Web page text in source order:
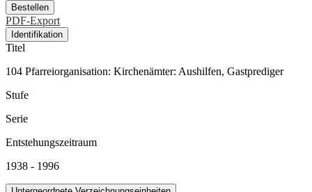
Bestellen
PDF-Export
Identifikation
Titel
104 Pfarreiorganisation: Kirchenämter: Aushilfen, Gastprediger
Stufe
Serie
Entstehungszeitraum
1938 - 1996